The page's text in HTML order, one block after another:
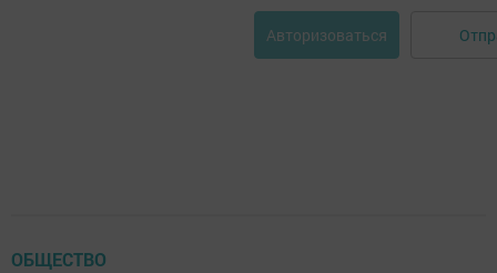
Авторизоваться
ОБЩЕСТВО